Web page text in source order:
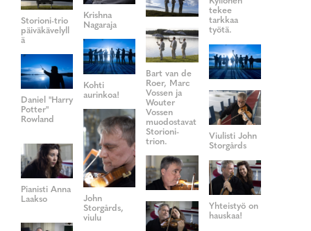
Krishna
Nagaraja
tekee
tarkkaa
työtä.
Storioni-trio
päiväkävelyll
ä
Bart van de
Roer, Marc
Vossen ja
Wouter
Vossen
muodostavat
Storioni-
trion.
Kohti
aurinkoa!
Daniel "Harry
Potter"
Rowland
Viulisti John
Storgårds
John
Storgårds,
viulu
Pianisti Anna
Laakso
Yhteistyö on
hauskaa!